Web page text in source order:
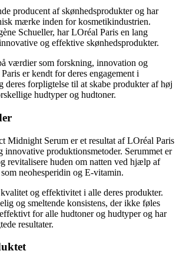
producent af skønhedsprodukter og har
mærke inden for kosmetikindustrien.
Schueller, har LOréal Paris en lang
og effektive skønhedsprodukter.
værdier som forskning, innovation og
er kendt for deres engagement i
forpligtelse til at skabe produkter af høj
hudtyper og hudtoner.
Midnight Serum er et resultat af LOréal Paris
innovative produktionsmetoder. Serummet er
revitalisere huden om natten ved hjælp af
neohesperidin og E-vitamin.
og effektivitet i alle deres produkter.
og smeltende konsistens, der ikke føles
for alle hudtoner og hudtyper og har
resultater.